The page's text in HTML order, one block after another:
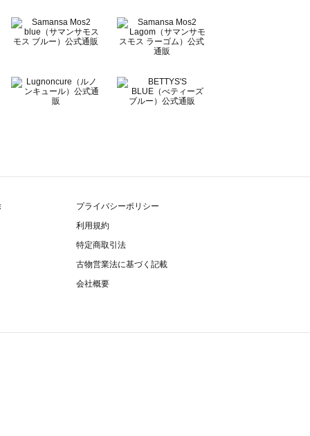
プライバシーポリシー
利用規約
特定商取引法
古物営業法に基づく記載
会社概要